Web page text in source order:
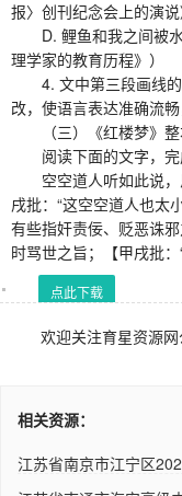
报〉创刊纪念会上的演说
D. 鲤鱼和我之间被水
理学家的教育历程》）
4. 文中第三段画线的
改，使语言表达准确流
（三）《红楼梦》整
阅读下面的文字，完
空空道人听如此说，
戌批：“这空空道人也太
有些指奸责佞、贬恶诛
时骂世之旨；【甲戌批
点此下载
欢迎关注育星资源
相关资源：
江苏省南京市江宁区